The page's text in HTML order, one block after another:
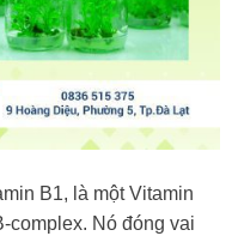
B1, là một Vitamin
complex. Nó đóng vai